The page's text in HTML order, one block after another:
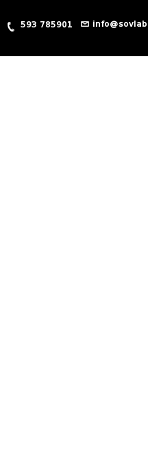
593 785901